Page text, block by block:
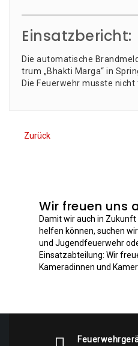
Einsatzbericht:
Die auto­ma­ti­sche
trum „Bhak­ti Mar­ga“ in
Die Feu­er­wehr muss­te nicht
Zurück
Wir freuen uns
Damit wir auch in
helfen können, suchen
und Jugendfeuerwehr
Einsatzabteilung: Wir
Kameradinnen und